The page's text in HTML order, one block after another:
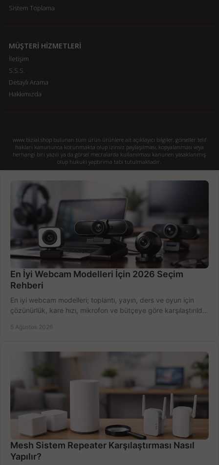
Sistem Toplama
MÜŞTERİ HİZMETLERİ
İletişim
S.S.S.
Detaylı Arama
Hakkımızda
www.bizial.shop bulunan tüm ürün ürünlere ait açıklayıcı bilgiler, görseller telif
hakları kanununca korunmakta olup izinsiz paylaşılması, kopyalanması veya
herhangi biri yazılı ya da görsel mecralarda kullanılması kanunen yasaklanmış
olup hukuki yaptırıma tabi tutulmaktadır.
En İyi Webcam Modelleri İçin 2026 Seçim
Rehberi
En iyi webcam modelleri; toplantı, yayın, ders ve oyun için
çözünürlük, kare hızı, mikrofon ve bütçeye göre karşılaştırıldı.
5 Ağustos 2026
Mesh Sistem Repeater Karşılaştırması Nasıl
Yapılır?